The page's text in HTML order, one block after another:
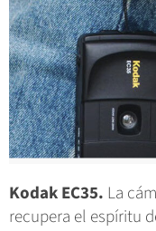
Kodak EC35. La
recupera el espíritu